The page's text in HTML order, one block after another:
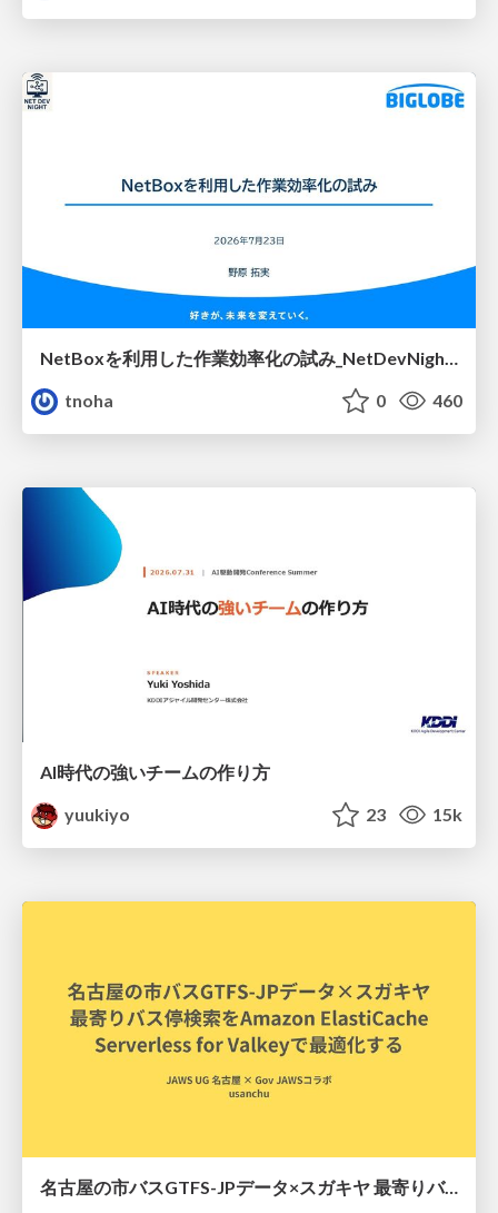
NetBoxを利用した作業効率化の試み_NetDevNight4
tnoha
0 460
AI時代の強いチームの作り方
yuukiyo
23 15k
名古屋の市バスGTFS-JPデータ×スガキヤ 最寄りバス停検索をAmazon ElastiCache Serverless for Valkeyで最適化する